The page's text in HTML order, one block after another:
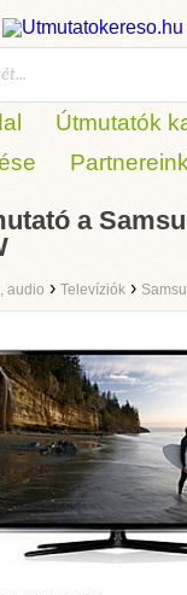
Útmutatók
Partnereink
a
audio › Televíziók ›